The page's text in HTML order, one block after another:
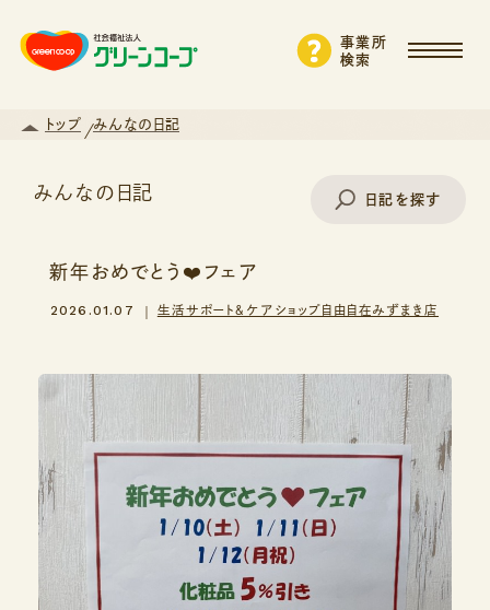
事業所
検索
トップ みんなの日記
みんなの日記 日記を探す
エリアから探す
支援・サービスから探す
新年おめでとう❤️フェア
2026.01.07 生活サポート＆ケアショップ自由自在みずまき店